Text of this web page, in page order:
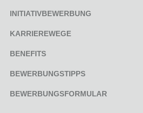
INITIATIVBEWERBUNG
KARRIEREWEGE
BENEFITS
BEWERBUNGSTIPPS
BEWERBUNGSFORMULAR